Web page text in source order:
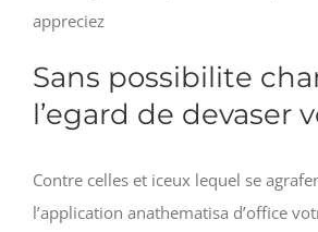
appreciez
Sans possibilite
l’egard de devaser
Contre celles et iceux lequel se
l’application anathematisa d’office